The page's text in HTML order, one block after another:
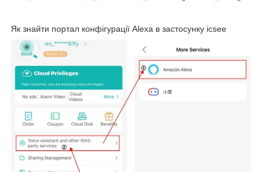
Як знайти портал конфігурації Alexa в застосунку icsee